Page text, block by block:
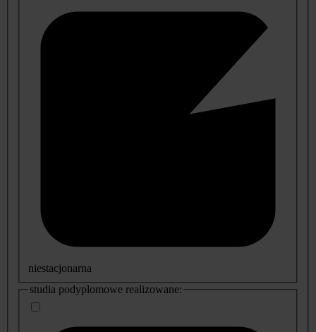
niestacjonarna
studia podyplomowe realizowane: